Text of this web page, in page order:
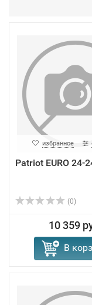
избранное
Patriot EURO 24-
(0)
10 359
В